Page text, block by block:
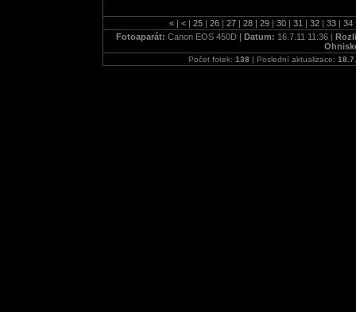
« | < | 25 | 26 | 27 | 28 | 29 | 30 | 31 | 32 | 33 | 34
Fotoaparát: Canon EOS 450D | Datum: 16.7.11 11:36 |
Počet fotek: 138 | Poslední aktualizace: